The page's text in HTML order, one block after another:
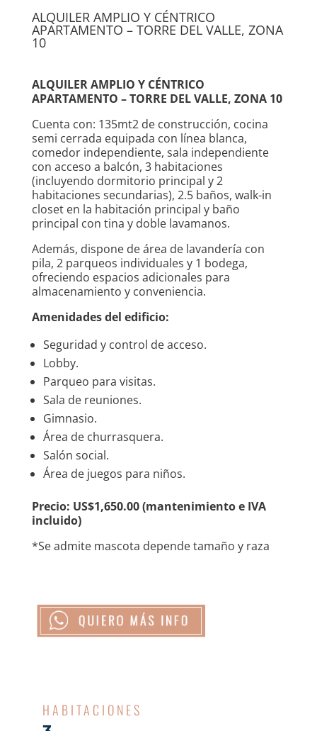
ALQUILER AMPLIO Y CÉNTRICO
APARTAMENTO – TORRE DEL VALLE, ZONA
10
ALQUILER AMPLIO Y CÉNTRICO
APARTAMENTO – TORRE DEL VALLE, ZONA 10
Cuenta con: 135mt2 de construcción, cocina
semi cerrada equipada con línea blanca,
comedor independiente, sala independiente
con acceso a balcón, 3 habitaciones
(incluyendo dormitorio principal y 2
habitaciones secundarias), 2.5 baños, walk-in
closet en la habitación principal y baño
principal con tina y doble lavamanos.
Además, dispone de área de lavandería con
pila, 2 parqueos individuales y 1 bodega,
ofreciendo espacios adicionales para
almacenamiento y conveniencia.
Amenidades del edificio:
Seguridad y control de acceso.
Lobby.
Parqueo para visitas.
Sala de reuniones.
Gimnasio.
Área de churrasquera.
Salón social.
Área de juegos para niños.
Precio: US$1,650.00 (mantenimiento e IVA
incluido)
*Se admite mascota depende tamaño y raza
HABITACIONES